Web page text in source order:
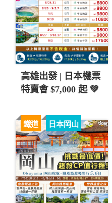
高雄出發 | 日本機票
特賣會 $7,000 起 💚
鐵道 日本岡山